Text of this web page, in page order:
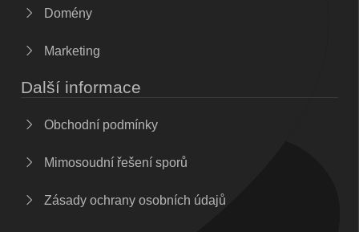
Domény
Marketing
Další informace
Obchodní podmínky
Mimosoudní řešení sporů
Zásady ochrany osobních údajů